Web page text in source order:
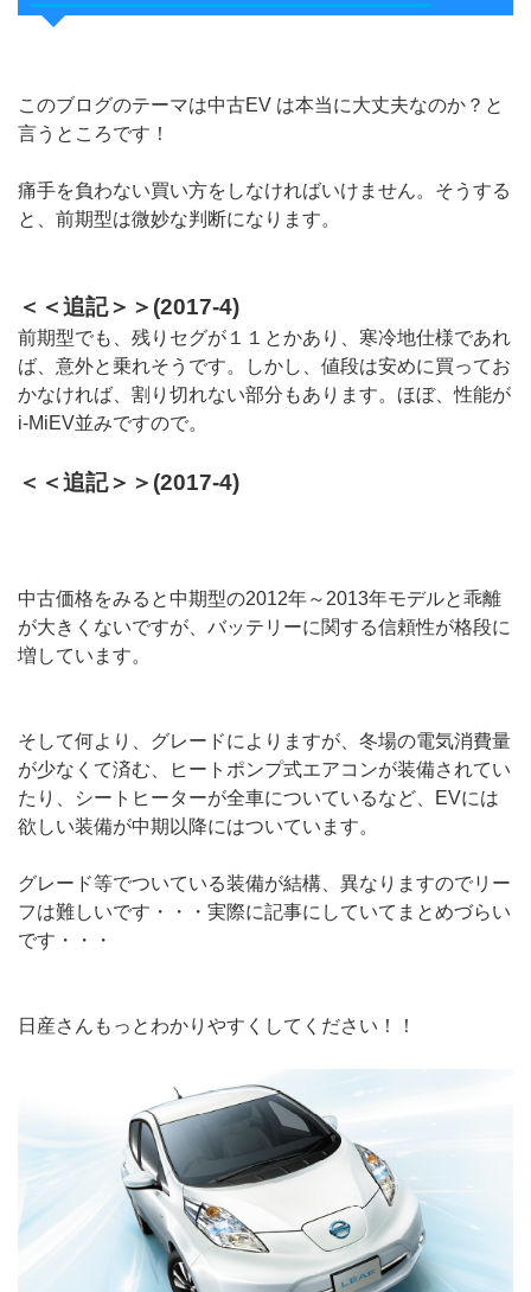
このブログのテーマは中古EV は本当に大丈夫なのか？と
言うところです！
痛手を負わない買い方をしなければいけません。そうする
と、前期型は微妙な判断になります。
＜＜追記＞＞(2017-4)
前期型でも、残りセグが１１とかあり、寒冷地仕様であれ
ば、意外と乗れそうです。しかし、値段は安めに買ってお
かなければ、割り切れない部分もあります。ほぼ、性能が
i-MiEV並みですので。
＜＜追記＞＞(2017-4)
中古価格をみると中期型の2012年～2013年モデルと乖離
が大きくないですが、バッテリーに関する信頼性が格段に
増しています。
そして何より、グレードによりますが、冬場の電気消費量
が少なくて済む、ヒートポンプ式エアコンが装備されてい
たり、シートヒーターが全車についているなど、EVには
欲しい装備が中期以降にはついています。
グレード等でついている装備が結構、異なりますのでリー
フは難しいです・・・実際に記事にしていてまとめづらい
です・・・
日産さんもっとわかりやすくしてください！！